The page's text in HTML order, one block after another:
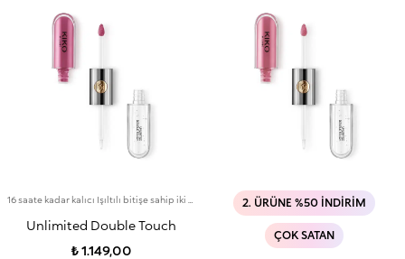
Unlimited Double Touch
₺ 1.149,00
2. ÜRÜNE %50 İNDIRIM
ÇOK SATAN